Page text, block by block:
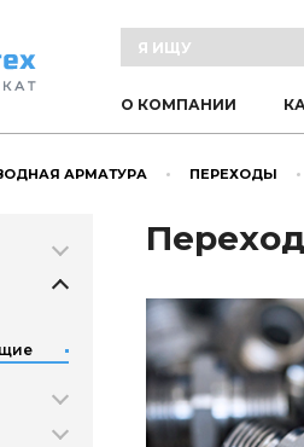
О КОМПАНИИ
АРМАТУРА ПЕРЕХОДЫ